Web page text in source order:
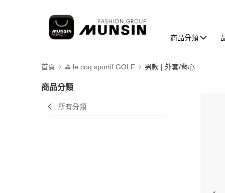
商品分類
首頁 ⛳️ le coq sportif GOLF 男款 | 外套/背心
商品分類
所有分類